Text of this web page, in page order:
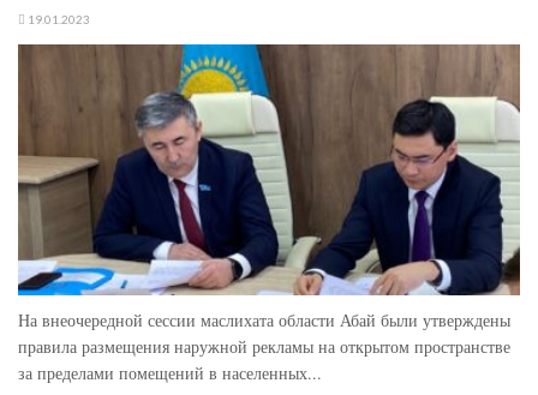
19.01.2023
На внеочередной сессии маслихата области Абай были утвер­ждены
правила размещения наружной рекламы на открытом пространстве
за пределами помещений в населенных...